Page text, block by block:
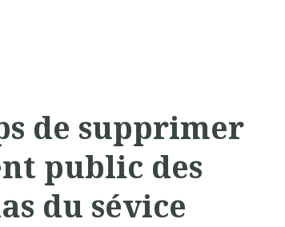
de supprimer
public des
du sévice